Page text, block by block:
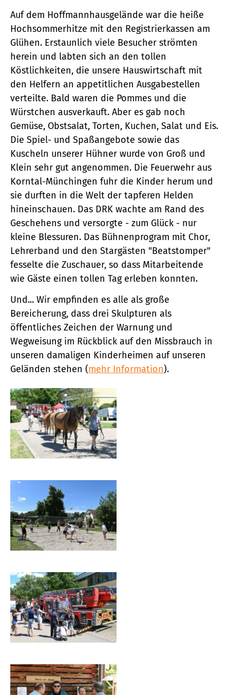
Auf dem Hoffmannhausgelände war die heiße
Hochsommerhitze mit den Registrierkassen am
Glühen. Erstaunlich viele Besucher strömten
herein und labten sich an den tollen
Köstlichkeiten, die unsere Hauswirtschaft mit
den Helfern an appetitlichen Ausgabestellen
verteilte. Bald waren die Pommes und die
Würstchen ausverkauft. Aber es gab noch
Gemüse, Obstsalat, Torten, Kuchen, Salat und Eis.
Die Spiel- und Spaßangebote sowie das
Kuscheln unserer Hühner wurde von Groß und
Klein sehr gut angenommen. Die Feuerwehr aus
Korntal-Münchingen fuhr die Kinder herum und
sie durften in die Welt der tapferen Helden
hineinschauen. Das DRK wachte am Rand des
Geschehens und versorgte - zum Glück - nur
kleine Blessuren. Das Bühnenprogram mit Chor,
Lehrerband und den Stargästen "Beatstomper"
fesselte die Zuschauer, so dass Mitarbeitende
wie Gäste einen tollen Tag erleben konnten.
Und... Wir empfinden es alle als große
Bereicherung, dass drei Skulpturen als
öffentliches Zeichen der Warnung und
Wegweisung im Rückblick auf den Missbrauch in
unseren damaligen Kinderheimen auf unseren
Geländen stehen (mehr Information).